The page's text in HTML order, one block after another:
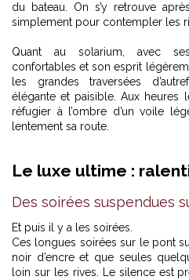
du bateau. On s’y retrouve
simplement pour contempler les
Quant au solarium, avec
confortables et son esprit
les grandes traversées
élégante et paisible. Aux heures
réfugier à l’ombre d’un voile
lentement sa route.
Le luxe ultime :
Des soirées suspendues
Et puis il y a les soirées.
Ces longues soirées sur le pont
noir d’encre et que seules
loin sur les rives. Le silence est